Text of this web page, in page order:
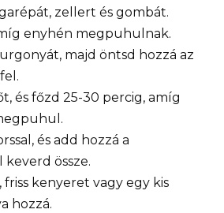
zellert és gombát.
enyhén megpuhulnak.
majd öntsd hozzá az
és főzd 25-30 percig, amíg
és add hozzá a
össze.
kenyeret vagy egy kis
hozzá.